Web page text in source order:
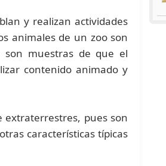
y realizan actividades
animales de un zoo son
muestras de que el
contenido animado y
extraterrestres, pues son
características típicas